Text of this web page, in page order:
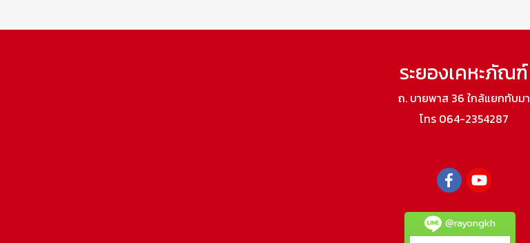
ระยองเคหะภัณฑ์
ถ. บายพาส 36 ใกล้แยกทับมา
โทร 064-2354287
@rayongkh